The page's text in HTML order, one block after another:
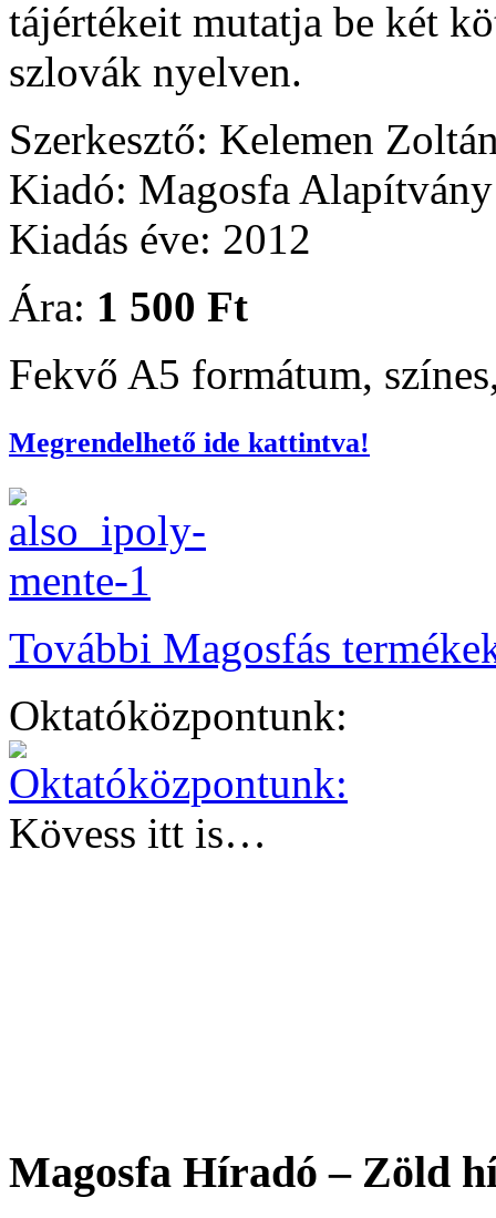
tájértékeit mutatja be két
szlovák nyelven.
Szerkesztő: Kelemen
Kiadó: Magosfa Alapítvány
Kiadás éve: 2012
Ára: 1 500 Ft
Fekvő A5 formátum,
Megrendelhető ide kattintva!
További Magosfás
Oktatóközpontunk:
Kövess itt is…
Magosfa Híradó – Zöld